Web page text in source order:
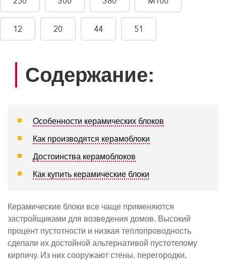
12 20 44 51
Содержание:
Особенности керамических блоков
Как производятся керамоблоки
Достоинства керамоблоков
Как купить керамические блоки
Керамические блоки все чаще применяются
застройщиками для возведения домов. Высокий
процент пустотности и низкая теплопроводность
сделали их достойной альтернативой пустотелому
кирпичу. Из них сооружают стены, перегородки,